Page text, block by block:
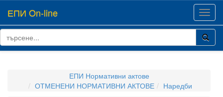
ЕПИ On-line
ЕПИ Нормативни актове
ОТМЕНЕНИ НОРМАТИВНИ АКТОВЕ
Наредби